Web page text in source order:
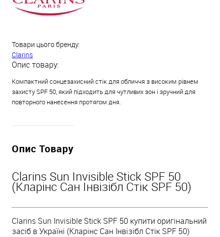
Товари цього бренду:
Clarins
Опис товару:
Компактний сонцезахисний стік для обличчя з високим рівнем
захисту SPF 50, який підходить для чутливих зон і зручний для
повторного нанесення протягом дня.
Опис Товару
Clarins Sun Invisible Stick SPF 50
(Кларінс Сан Інвізібл Стік SPF 50)
Clarins Sun Invisible Stick SPF 50 купити оригінальний
засіб в Україні (Кларінс Сан Інвізібл Стік SPF 50)